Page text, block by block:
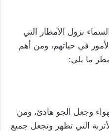
نزول الأمطار التي
في حياتهم، ومن أهم
ما يلي:
وجعل الجو هادئ، ومن
التي تظهر وتجعل جميع